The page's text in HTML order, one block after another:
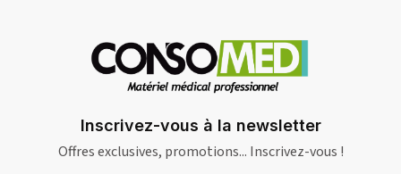
Inscrivez-vous à la newsletter
Offres exclusives, promotions... Inscrivez-vous !